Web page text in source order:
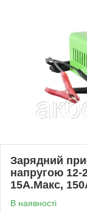
Зарядний
напругою 12-
15А.Макс,
В наявності